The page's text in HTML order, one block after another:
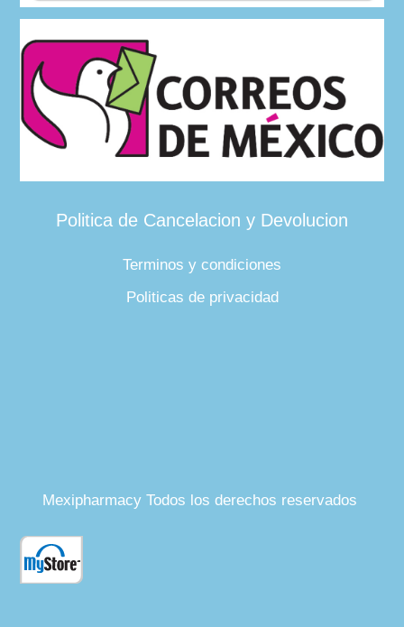
Politica de Cancelacion y Devolucion
Terminos y condiciones
Politicas de privacidad
Mexipharmacy Todos los derechos reservados